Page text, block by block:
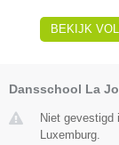
BEKIJK
Dansschool La
Niet gevestigd
Luxemburg.